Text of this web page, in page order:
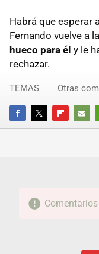
Habrá que esperar
Fernando vuelve a
hueco para él y le
rechazar.
FACEBOOKTWITTERFLIPBOARD
E-
TEMAS Otras